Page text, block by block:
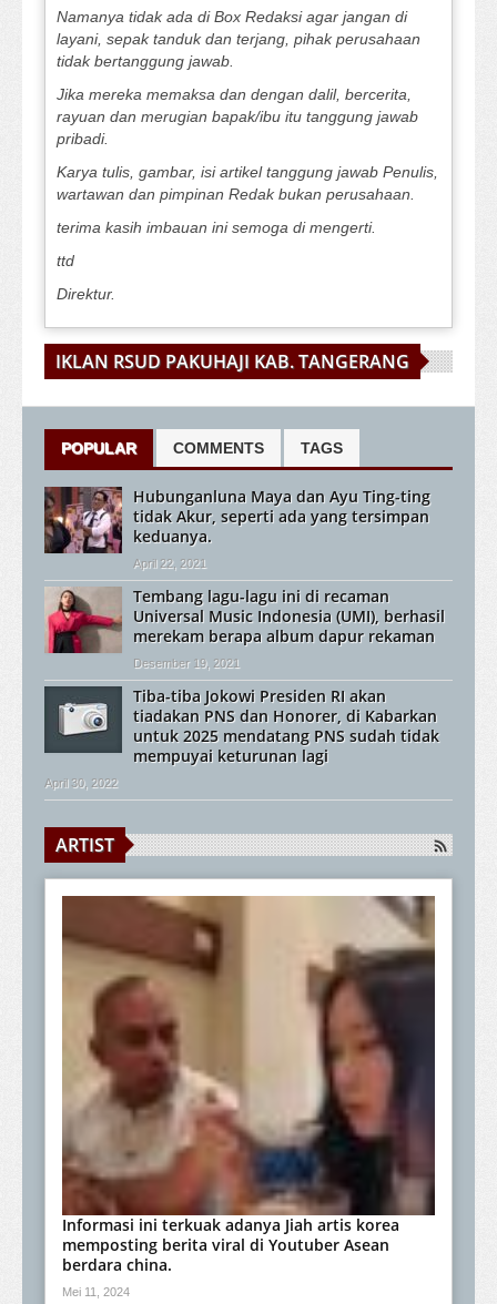
Namanya tidak ada di Box Redaksi agar jangan di
layani, sepak tanduk dan terjang, pihak perusahaan
tidak bertanggung jawab.
Jika mereka memaksa dan dengan dalil, bercerita,
rayuan dan merugian bapak/ibu itu tanggung jawab
pribadi.
Karya tulis, gambar, isi artikel tanggung jawab Penulis,
wartawan dan pimpinan Redak bukan perusahaan.
terima kasih imbauan ini semoga di mengerti.
ttd
Direktur.
IKLAN RSUD PAKUHAJI KAB. TANGERANG
POPULAR COMMENTS TAGS
Hubunganluna Maya dan Ayu Ting-ting
tidak Akur, seperti ada yang tersimpan
keduanya.
April 22, 2021
Tembang lagu-lagu ini di recaman
Universal Music Indonesia (UMI), berhasil
merekam berapa album dapur rekaman
Desember 19, 2021
Tiba-tiba Jokowi Presiden RI akan
tiadakan PNS dan Honorer, di Kabarkan
untuk 2025 mendatang PNS sudah tidak
mempuyai keturunan lagi
April 30, 2022
ARTIST
Informasi ini terkuak adanya Jiah artis korea
memposting berita viral di Youtuber Asean
berdara china.
Mei 11, 2024